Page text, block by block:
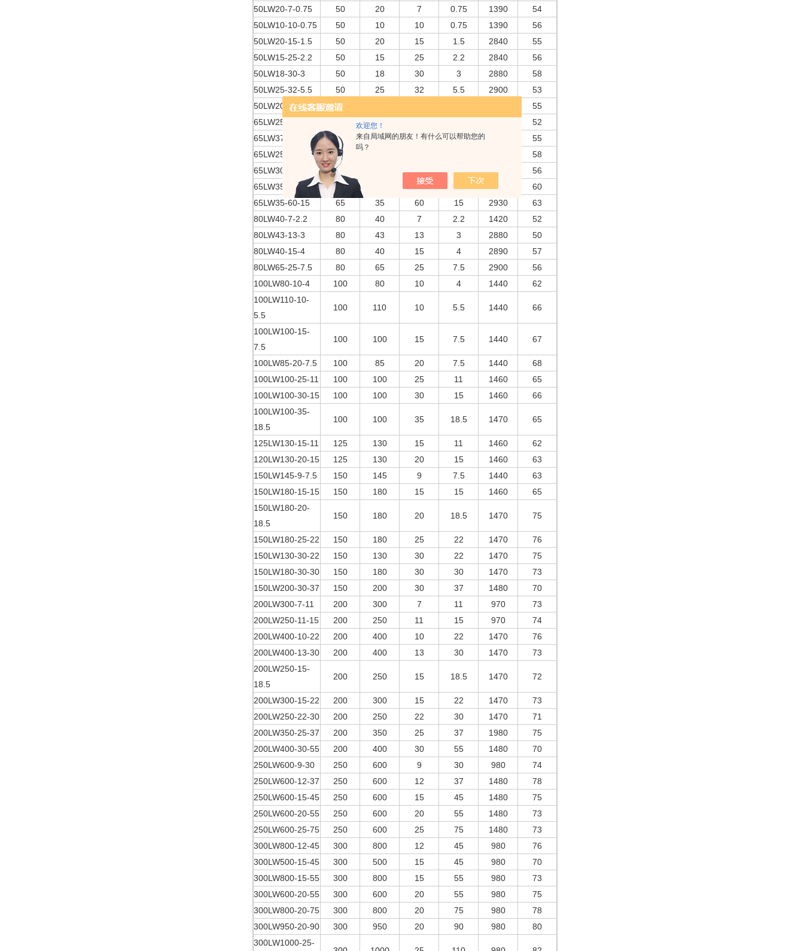
欢迎您！
来自局域网的朋友！有什么可以帮助您的
吗？
50LW20-7-0.75
50 20 7 0.75 1390
54
50LW10-10-0.75
50 10 10 0.75 1390
56
50LW20-15-1.5
50 20 15 1.5 2840
55
50LW15-25-2.2
50 15 25 2.2 2840
56
50LW18-30-3
50 18 30 3 2880
58
50LW25-32-5.5
50 25 32 5.5 2900
53
50LW20-40-7.5
50
55
65LW25-15-2.2
25
52
65LW37-13-3
65 37 13 3
55
65LW25-30-4
65
58
65LW30-40-7.5
65 40 7.5 2900
56
65LW35-50-11
65 50 2930
60
65LW35-60-15
65 35 60 15 2930
63
80LW40-7-2.2
80 40 7 2.2 1420
52
80LW43-13-3
80 43 13 3 2880
50
80LW40-15-4
80 40 15 4 2890
57
80LW65-25-7.5
80 65 25 7.5 2900
56
100LW80-10-4
100 80 10 4 1440
62
100LW110-10-
5.5
100 110 10 5.5 1440 66
100LW100-15-
7.5
100 100 15 7.5 1440 67
100LW85-20-7.5 100 85 20 7.5 1440
68
100LW100-25-11
100 100 25 11 1460
65
100LW100-30-15
100 100 30 15 1460
66
100LW100-35-
18.5
100 100 35 18.5 1470 65
125LW130-15-11 125 130 15 11 1460
62
120LW130-20-15
125 130 20 15 1460
63
150LW145-9-7.5
150 145 9 7.5 1440
63
150LW180-15-15
150 180 15 15 1460
65
150LW180-20-
18.5
150 180 20 18.5 1470 75
150LW180-25-22 150 180 25 22 1470
76
150LW130-30-22
150 130 30 22 1470
75
150LW180-30-30
150 180 30 30 1470
73
150LW200-30-37
150 200 30 37 1480
70
200LW300-7-11
200 300 7 11 970
73
200LW250-11-15
200 250 11 15 970
74
200LW400-10-22
200 400 10 22 1470
76
200LW400-13-30
200 400 13 30 1470
73
200LW250-15-
18.5
200 250 15 18.5 1470 72
200LW300-15-22 200 300 15 22 1470
73
200LW250-22-30
200 250 22 30 1470
71
200LW350-25-37
200 350 25 37 1980
75
200LW400-30-55
200 400 30 55 1480
70
250LW600-9-30
250 600 9 30 980
74
250LW600-12-37
250 600 12 37 1480
78
250LW600-15-45
250 600 15 45 1480
75
250LW600-20-55
250 600 20 55 1480
73
250LW600-25-75
250 600 25 75 1480
73
300LW800-12-45
300 800 12 45 980
76
300LW500-15-45
300 500 15 45 980
70
300LW800-15-55
300 800 15 55 980
73
300LW600-20-55
300 600 20 55 980
75
300LW800-20-75
300 800 20 75 980
78
300LW950-20-90
300 950 20 90 980
80
300LW1000-25-